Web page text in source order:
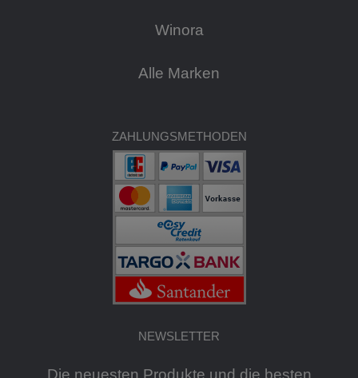
Winora
Alle Marken
ZAHLUNGSMETHODEN
NEWSLETTER
Die neuesten Produkte und die besten